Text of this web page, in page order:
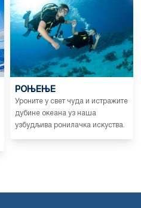
РОЊЕЊЕ
Уроните у свет чуда и истражите
дубине океана уз наша
узбудљива ронилачка искуства.